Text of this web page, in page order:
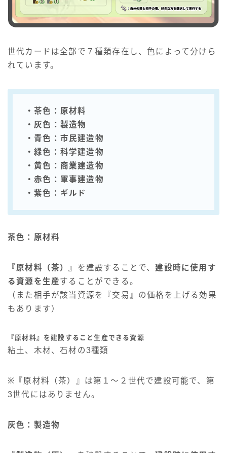
世代カードは全部で７種類存在し、色によって分けら
れています。
・茶色：原材料
・灰色：製造物
・青色：市民建造物
・緑色：科学建造物
・黄色：商業建造物
・赤色：軍事建造物
・紫色：ギルド
茶色：原材料
『原材料（茶）』 を建設することで、建設時に使用す
る資源を生産することができる。
（また相手が該当資源を『交易』の価格を上げる効果
もあります）
『原材料』を建設すること生産できる資源
粘土、木材、石材の3種類
※『原材料（茶）』は第１～２世代で建設可能で、第
3世代にはありません。
灰色：製造物